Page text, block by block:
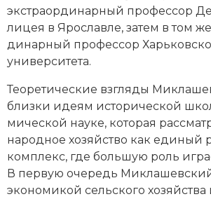
Общественные объединения и
Политическая история
Революции и народные движения
Религия и церковь
Северная Америка
экс­т­ра­ор­ди­нар­ный профессор
ли­цея в Яро­слав­ле, за­тем в том
ди­нар­ный профессор
университета.
Тео­ре­тические взгля­ды
близ­ки иде­ям ис­то­рической
мической нау­ке, ко­то­рая
народное хо­зяй­ст­во как еди­ный
ком­плекс, где боль­шую роль
В пер­вую оче­редь
эко­но­ми­кой сельского